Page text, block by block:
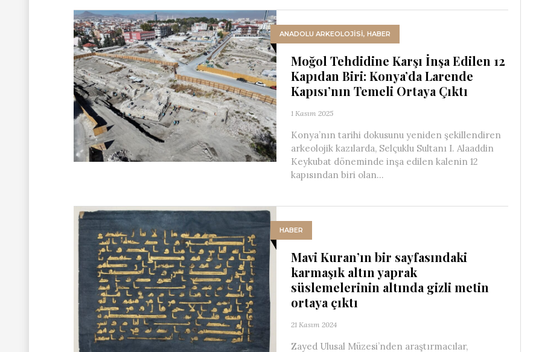
ANADOLU ARKEOLOJİSİ, HABER
Moğol Tehdidine Karşı İnşa Edilen 12
Kapıdan Biri: Konya’da Larende
Kapısı’nın Temeli Ortaya Çıktı
1 Kasım 2025
Konya’nın tarihi dokusunu yeniden şekillendiren
arkeolojik kazılarda, Selçuklu Sultanı I. Alaaddin
Keykubat döneminde inşa edilen kalenin 12
kapısından biri olan...
HABER
Mavi Kuran’ın bir sayfasındaki
karmaşık altın yaprak
süslemelerinin altında gizli metin
ortaya çıktı
21 Kasım 2024
Zayed Ulusal Müzesi’nden araştırmacılar,